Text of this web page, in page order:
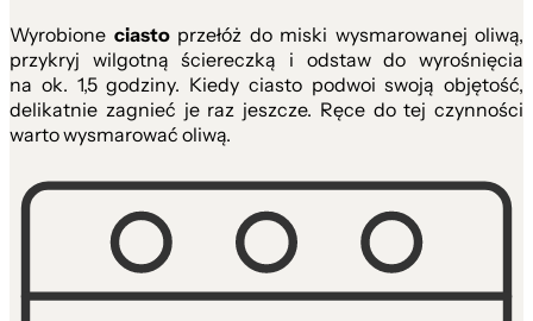
Wyrobione ciasto przełóż do miski wysmarowanej oliwą,
przykryj wilgotną ściereczką i odstaw do wyrośnięcia
na ok. 1,5 godziny. Kiedy ciasto podwoi swoją objętość,
delikatnie zagnieć je raz jeszcze. Ręce do tej czynności
warto wysmarować oliwą.